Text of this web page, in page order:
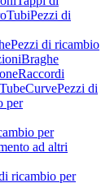
TubiPezzi di
Pezzi di ricambio
Braghe
Raccordi
CurvePezzi di
per
per
ad altri
ricambio per